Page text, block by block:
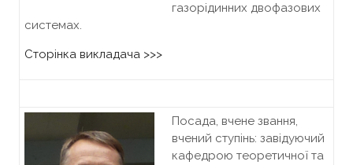
газорідинних двофазових
системах.
Сторінка викладача >>>
Посада, вчене звання,
вчений ступінь: завідуючий
кафедрою теоретичної та